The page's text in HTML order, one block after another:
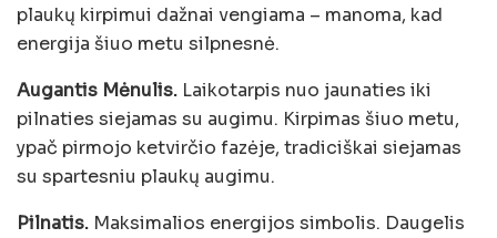
plaukų kirpimui dažnai vengiama – manoma, kad
energija šiuo metu silpnesnė.
Augantis Mėnulis. Laikotarpis nuo jaunaties iki
pilnaties siejamas su augimu. Kirpimas šiuo metu,
ypač pirmojo ketvirčio fazėje, tradiciškai siejamas
su spartesniu plaukų augimu.
Pilnatis. Maksimalios energijos simbolis. Daugelis